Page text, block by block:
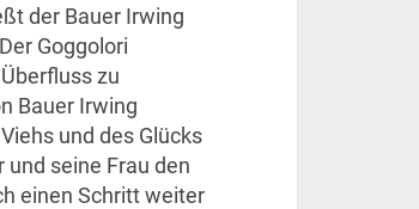
der Bauer Irwing
Goggolori
zu
Bauer Irwing
und des Glücks
und seine Frau den
einen Schritt weiter